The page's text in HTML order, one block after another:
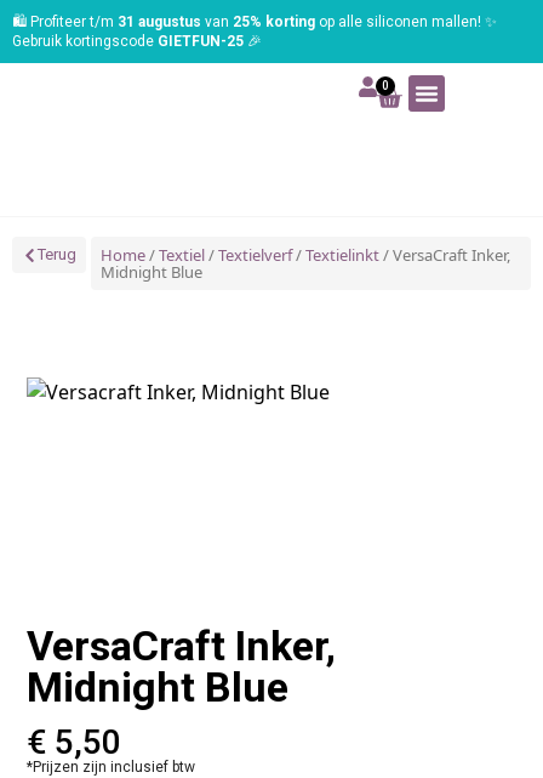
🛍️ Profiteer t/m 31 augustus van 25% korting op alle siliconen mallen! ✨
Gebruik kortingscode GIETFUN-25 🎉
0
Terug Home/Textiel/Textielverf/Textielinkt/ VersaCraft Inker,
Midnight Blue
VersaCraft Inker,
Midnight Blue
€ 5,50
*Prijzen zijn inclusief btw